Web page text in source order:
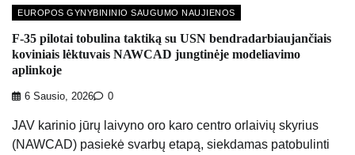
EUROPOS GYNYBININIO SAUGUMO NAUJIENOS
F-35 pilotai tobulina taktiką su USN bendradarbiaujančiais
koviniais lėktuvais NAWCAD jungtinėje modeliavimo
aplinkoje
6 Sausio, 2026 0
JAV karinio jūrų laivyno oro karo centro orlaivių skyrius
(NAWCAD) pasiekė svarbų etapą, siekdamas patobulinti